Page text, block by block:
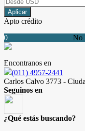
Aplicar
Apto crédito
No
0
Encontranos en
(011) 4957-2441
Carlos Calvo 3773 -
Seguinos en
¿Qué estás buscando?